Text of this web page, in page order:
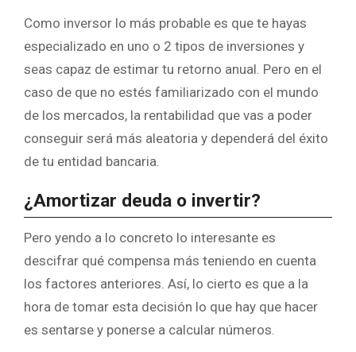
Como inversor lo más probable es que te hayas
especializado en uno o 2 tipos de inversiones y
seas capaz de estimar tu retorno anual. Pero en el
caso de que no estés familiarizado con el mundo
de los mercados, la rentabilidad que vas a poder
conseguir será más aleatoria y dependerá del éxito
de tu entidad bancaria.
¿Amortizar deuda o invertir?
Pero yendo a lo concreto lo interesante es
descifrar qué compensa más teniendo en cuenta
los factores anteriores. Así, lo cierto es que a la
hora de tomar esta decisión lo que hay que hacer
es sentarse y ponerse a calcular números.